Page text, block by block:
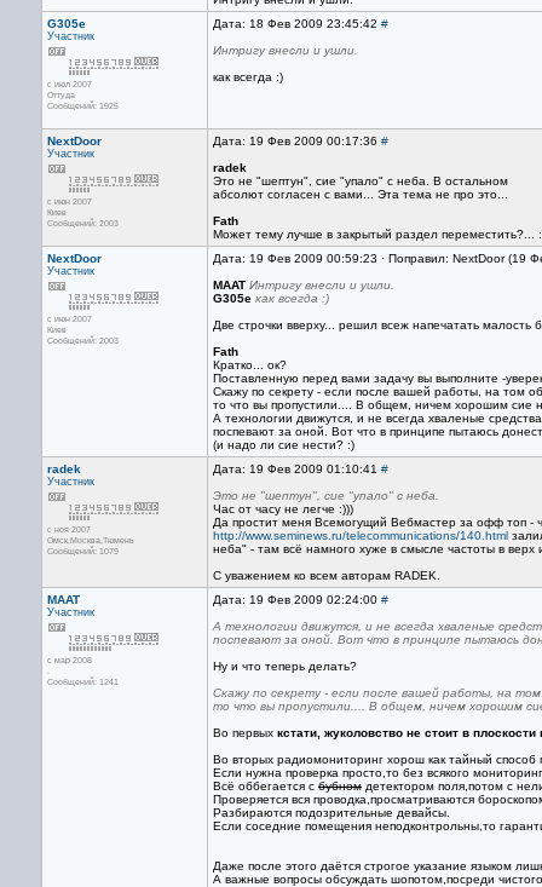
G305e
Участник
с июл 2007
Оттуда
Сообщений: 1925
Дата: 18 Фев 2009 23:45:42 #
Интригу внесли и ушли.
как всегда :)
NextDoor
Участник
с июн 2007
Киев
Сообщений: 2003
Дата: 19 Фев 2009 00:17:36 #
radek
Это не "шептун", сие "упало" с неба. В остальном
абсолют согласен с вами... Эта тема не про это...
Fath
Может тему лучше в закрытый раздел переместить?...
NextDoor
Участник
с июн 2007
Киев
Сообщений: 2003
Дата: 19 Фев 2009 00:59:23 · Поправил: NextDoor (19
MAAT Интригу внесли и ушли.
G305e как всегда :)
Две строчки вверху... решил всеж напечатать малость
Fath
Кратко... ок?
Поставленную перед вами задачу вы выполните -
Скажу по секрету - если после вашей работы, на том
то что вы пропустили.... В общем, ничем хорошим сие
А технологии движутся, и не всегда хваленые
поспевают за оной. Вот что в принципе пытаюсь
(и надо ли сие нести? :)
radek
Участник
с ноя 2007
Омск,Москва,Тюмень
Сообщений: 1079
Дата: 19 Фев 2009 01:10:41 #
Это не "шептун", сие "упало" с неба.
Час от часу не легче :)))
Да простит меня Всемогущий Вебмастер за офф топ -
http://www.seminews.ru/telecommunications/140.html
неба" - там всё намного хуже в смысле частоты в верх
С уважением ко всем авторам RADEK.
MAAT
Участник
с мар 2008
.
Сообщений: 1241
Дата: 19 Фев 2009 02:24:00 #
А технологии движутся, и не всегда хваленые
поспевают за оной. Вот что в принципе пытаюсь
Ну и что теперь делать?
Скажу по секрету - если после вашей работы, на
то что вы пропустили.... В общем, ничем хорошим
Во первых кстати, жуколовство не стоит в
Во вторых радиомониторинг хорош как тайный способ
Если нужна проверка просто,то без всякого
Всё оббегается с бубном детектором поля,потом с
Проверяется вся проводка,просматриваются
Разбираются подозрительные девайсы.
Если соседние помещения неподконтрольны,то
Даже после этого даётся строгое указание языком
А важные вопросы обсуждать шопотом,посреди